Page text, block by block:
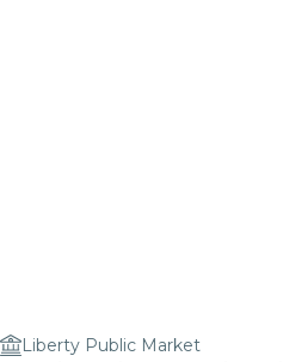
Liberty Public Market